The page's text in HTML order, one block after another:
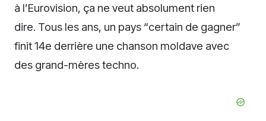
à l’Eurovision, ça ne veut absolument rien
dire. Tous les ans, un pays “certain de gagner”
finit 14e derrière une chanson moldave avec
des grand-mères techno.